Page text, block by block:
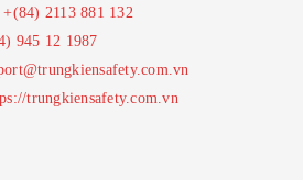
+(84) 2113 881 132
945 12 1987
trungkiensafety.com.vn